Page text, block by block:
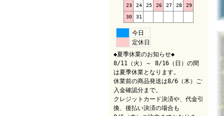
23 24 25 26 27 28 29
30 31
今日
定休日
◆夏季休業のお知らせ◆
8/11（火）～ 8/16（日）の間
は夏季休業となります。
休業前の商品発送は8/6（木）ご
入金確認分まで。
クレジットカード決済や、代金引
換、後払い決済の場合も